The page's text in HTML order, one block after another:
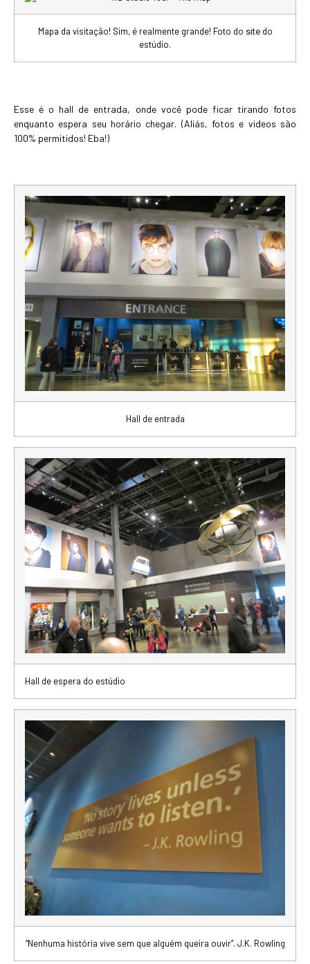
Mapa da visitação! Sim, é realmente grande! Foto do sitedo
estúdio.
Esse é o hall de entrada, onde você pode ficar tirando fotos
enquanto espera seu horário chegar. (Aliás, fotos e videos são
100% permitidos! Eba!)
Hall de entrada
Hall de espera do estúdio
“Nenhuma história vive sem que alguém queira ouvir”. J.K. Rowling